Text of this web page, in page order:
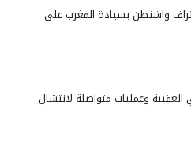
واشنطن بسيادة المغرب على
وعمليات متواصلة لانتشال